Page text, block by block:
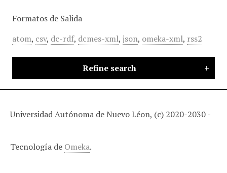
Formatos de Salida
atom, csv, dc-rdf, dcmes-xml, json, omeka-xml, rss2
Refine search
Universidad Autónoma de Nuevo Léon, (c) 2020-2030 -
Tecnología de Omeka.